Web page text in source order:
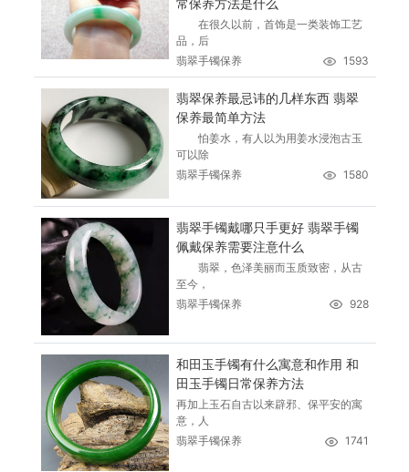
在很久以前，首饰是一类装饰工艺
品，后
翡翠手镯保养
1593
翡翠保养最忌讳的几样东西 翡翠
保养最简单方法
怕姜水，有人以为用姜水浸泡古玉
可以除
翡翠手镯保养
1580
翡翠手镯戴哪只手更好 翡翠手镯
佩戴保养需要注意什么
翡翠，色泽美丽而玉质致密，从古
至今，
翡翠手镯保养
928
和田玉手镯有什么寓意和作用 和
田玉手镯日常保养方法
再加上玉石自古以来辟邪、保平安的寓
意，人
翡翠手镯保养
1741